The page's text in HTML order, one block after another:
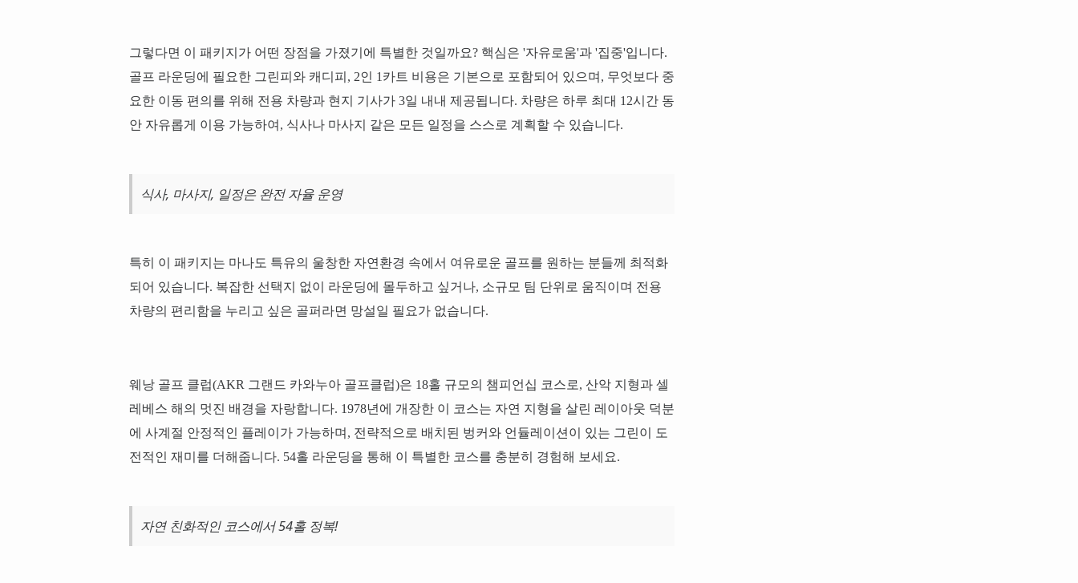
그렇다면 이 패키지가 어떤 장점을 가졌기에 특별한 것일까요? 핵심은 '자유로움'과 '집중'입니다.
골프 라운딩에 필요한 그린피와 캐디피, 2인 1카트 비용은 기본으로 포함되어 있으며, 무엇보다 중
요한 이동 편의를 위해 전용 차량과 현지 기사가 3일 내내 제공됩니다. 차량은 하루 최대 12시간 동
안 자유롭게 이용 가능하여, 식사나 마사지 같은 모든 일정을 스스로 계획할 수 있습니다.
식사, 마사지, 일정은 완전 자율 운영
특히 이 패키지는 마나도 특유의 울창한 자연환경 속에서 여유로운 골프를 원하는 분들께 최적화
되어 있습니다. 복잡한 선택지 없이 라운딩에 몰두하고 싶거나, 소규모 팀 단위로 움직이며 전용
차량의 편리함을 누리고 싶은 골퍼라면 망설일 필요가 없습니다.
웨낭 골프 클럽(AKR 그랜드 카와누아 골프클럽)은 18홀 규모의 챔피언십 코스로, 산악 지형과 셀
레베스 해의 멋진 배경을 자랑합니다. 1978년에 개장한 이 코스는 자연 지형을 살린 레이아웃 덕분
에 사계절 안정적인 플레이가 가능하며, 전략적으로 배치된 벙커와 언듈레이션이 있는 그린이 도
전적인 재미를 더해줍니다. 54홀 라운딩을 통해 이 특별한 코스를 충분히 경험해 보세요.
자연 친화적인 코스에서 54홀 정복!